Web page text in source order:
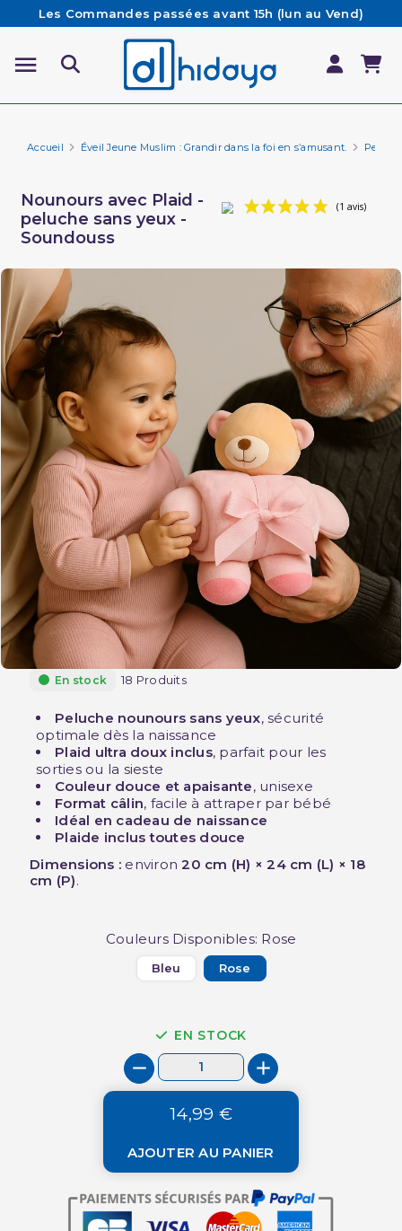
Les Commandes passées avant 15h (lun au Vend)
sont préparées et expédiées le jour même
Besoin d'aide ? Retrouvez notre FAQ
Livraison offerte à partir de 65€ d'achat*
Accueil Éveil Jeune Muslim : Grandir dans la foi en s’amusant.
Nounours avec Plaid -
peluche sans yeux -
Soundouss
En stock 18 Produits
Peluche nounours sans yeux, sécurité
optimale dès la naissance
Plaid ultra doux inclus, parfait pour les
sorties ou la sieste
Couleur douce et apaisante, unisexe
Format câlin, facile à attraper par bébé
Idéal en cadeau de naissance
Plaide inclus toutes douce
Dimensions : environ20 cm (H) × 24 cm (L) × 18
cm (P).
Couleurs Disponibles: Rose
Bleu Rose
EN STOCK
14,99 €
AJOUTER AU PANIER